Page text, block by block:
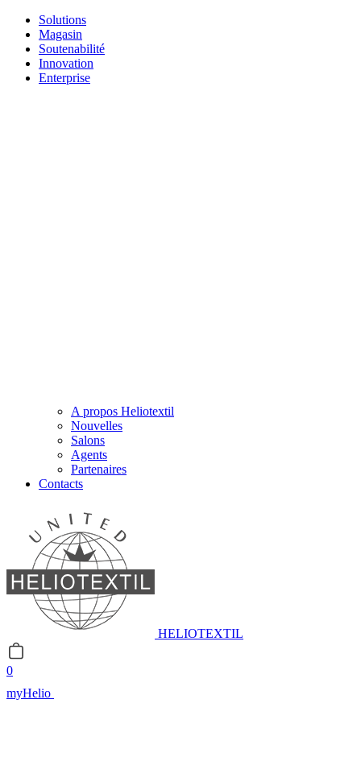
Solutions
Magasin
Soutenabilité
Innovation
Enterprise
A propos Heliotextil
Nouvelles
Salons
Agents
Partenaires
Contacts
HELIOTEXTIL
0
myHelio